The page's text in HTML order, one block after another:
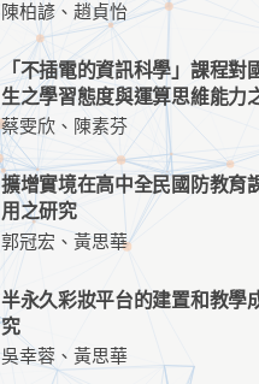
陳柏諺、趙貞怡
「不插電的資訊科學」課程對
生之學習態度與運算思維能力
蔡雯欣、陳素芬
擴增實境在高中全民國防教育
用之研究
郭冠宏、黃思華
半永久彩妝平台的建置和教學
究
吳幸蓉、黃思華